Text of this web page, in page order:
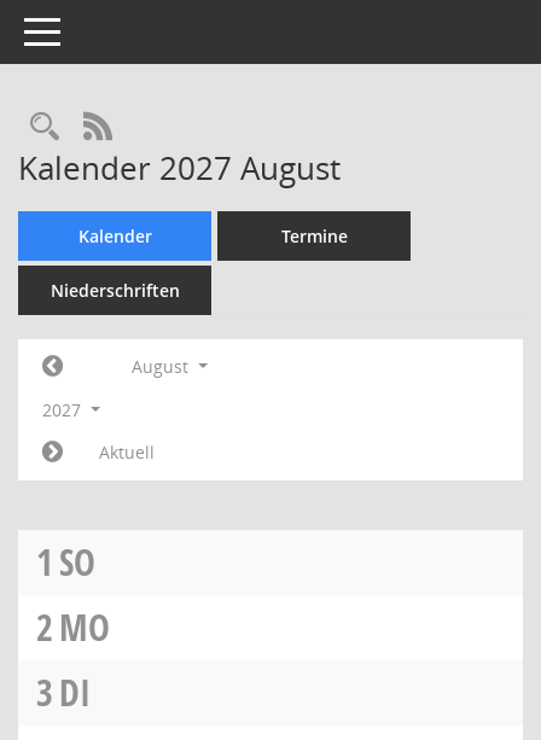
Toggle navigation
Rechercheauswahl
RSS-Feed
Kalender 2027 August
Kalender Termine
Niederschriften
August
2027
Aktuell
1 SO
2MO
3DI